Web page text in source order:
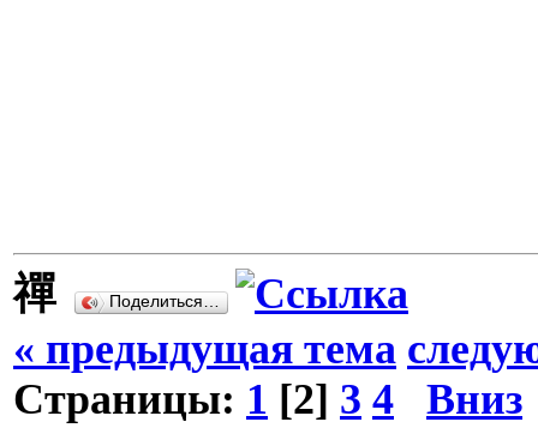
禪 Поделиться…
« предыдущая тема
Страницы: 1 [2] 3 4 Вниз